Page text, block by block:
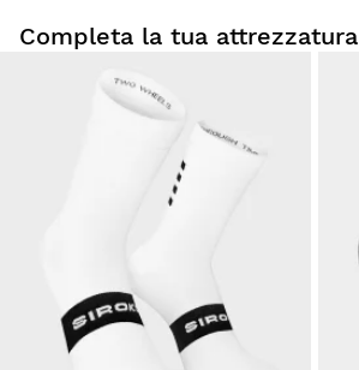
Completa la tua attrezzatura